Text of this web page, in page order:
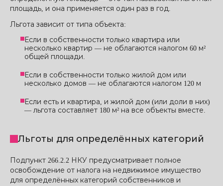
площадь, и она применяется один раз в год.
Льгота зависит от типа объекта:
Если в собственности только квартира или
несколько квартир — не облагаются налогом 60 м²
общей площади.
Если в собственности только жилой дом или
несколько домов — не облагаются налогом 120 м
Если есть и квартира, и жилой дом (или доли в них)
— льгота составляет 180 м² на все объекты вместе.
Льготы для определённых категорий
Подпункт 266.2.2 НКУ предусматривает полное
освобождение от налога на недвижимое имущество
для определённых категорий собственников и